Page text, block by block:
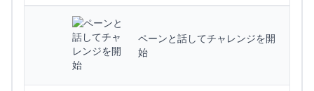
ペーンと話してチャレンジを開
始